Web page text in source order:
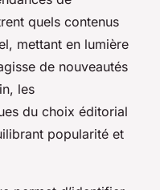
quels contenus
mettant en lumière
de nouveautés
les
du choix éditorial
popularité et